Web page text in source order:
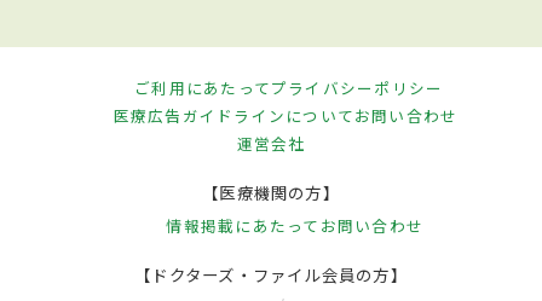
ご利用にあたってプライバシーポリシー
医療広告ガイドラインについてお問い合わせ
運営会社
【医療機関の方】
情報掲載にあたって お問い合わせ
【ドクターズ・ファイル会員の方】